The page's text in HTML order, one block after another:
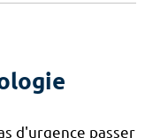
d'urgence passer